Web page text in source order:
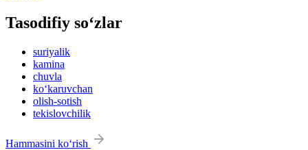
Tasodifiy so‘zlar
suriyalik
kamina
chuvla
ko‘karuvchan
olish-sotish
tekislovchilik
Hammasini ko‘rish